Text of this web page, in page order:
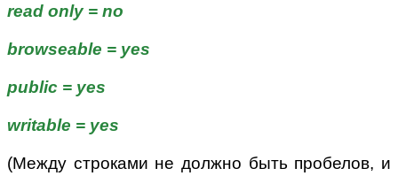
read only = no
browseable = yes
public = yes
writable = yes
(Между строками не должно быть пробелов, и